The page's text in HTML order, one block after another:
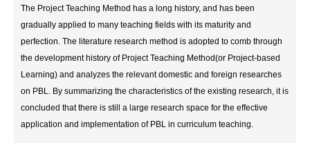
The Project Teaching Method has a long history, and has been
gradually applied to many teaching fields with its maturity and
perfection. The literature research method is adopted to comb through
the development history of Project Teaching Method(or Project-based
Learning) and analyzes the relevant domestic and foreign researches
on PBL. By summarizing the characteristics of the existing research, it is
concluded that there is still a large research space for the effective
application and implementation of PBL in curriculum teaching.